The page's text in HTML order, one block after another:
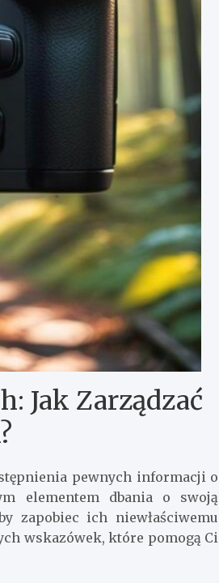
Jak Zarządzać
pewnych informacji o
elementem dbania o swoją
zapobiec ich niewłaściwemu
wskazówek, które pomogą Ci